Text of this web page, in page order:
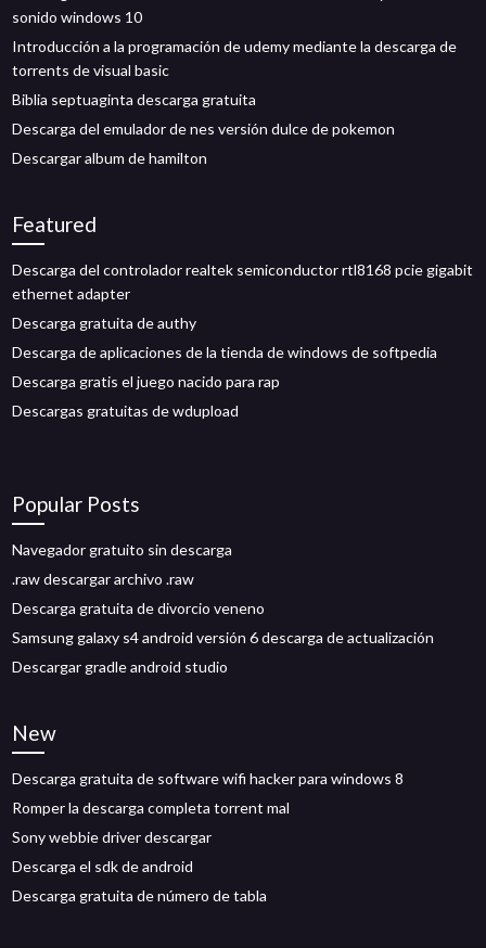
sonido windows 10
Introducción a la programación de udemy mediante la descarga de
torrents de visual basic
Biblia septuaginta descarga gratuita
Descarga del emulador de nes versión dulce de pokemon
Descargar album de hamilton
Featured
Descarga del controlador realtek semiconductor rtl8168 pcie gigabit
ethernet adapter
Descarga gratuita de authy
Descarga de aplicaciones de la tienda de windows de softpedia
Descarga gratis el juego nacido para rap
Descargas gratuitas de wdupload
Popular Posts
Navegador gratuito sin descarga
.raw descargar archivo .raw
Descarga gratuita de divorcio veneno
Samsung galaxy s4 android versión 6 descarga de actualización
Descargar gradle android studio
New
Descarga gratuita de software wifi hacker para windows 8
Romper la descarga completa torrent mal
Sony webbie driver descargar
Descarga el sdk de android
Descarga gratuita de número de tabla